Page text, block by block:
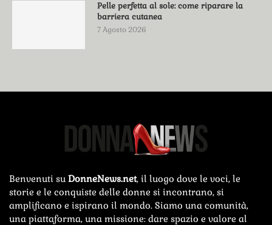
Pelle perfetta al sole: come riparare la
barriera cutanea
7 Agosto 2026
Benvenuti su DonneNews.net, il luogo dove le voci, le
storie e le conquiste delle donne si incontrano, si
amplificano e ispirano il mondo. Siamo una comunità,
una piattaforma, una missione: dare spazio e valore al